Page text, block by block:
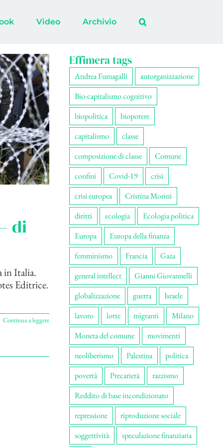
Video Archivio
di
in Italia.
Editrice.
Continua a leggere
Effimera tags
Andrea Fumagalli
autorganizzazione
Bio-capitalismo cognitivo
biopolitica
biopotere
capitalismo
classe
composizione di classe
Comune
confini
Covid-19
crisi
crisi europea
Cristina Morini
diritti
ecologia
Ecologia politica
Europa
Europa della finanza
femminismo
Francia
Gaza
general intellect
Gianni Giovannelli
globalizzazione
guerra
Israele
lavoro
lotte migranti
Milano
Moneta del comune
movimenti
neoliberismo
Palestina
politica
povertà
Precarietà
razzismo
Reddito di base incondizionato
repressione
riproduzione sociale
soggettività
speculazione finanziaria